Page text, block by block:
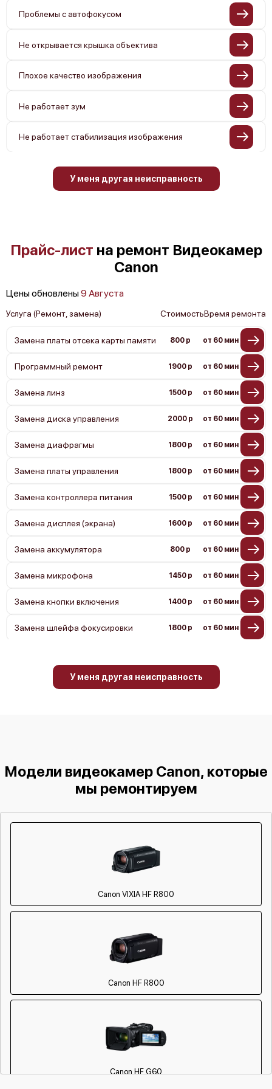
Проблемы с автофокусом
Не открывается крышка объектива
Плохое качество изображения
Не работает зум
Не работает стабилизация изображения
У меня другая неисправность
Прайс-лист на ремонт Видеокамер
Canon
Цены обновлены9 Августа
Услуга (Ремонт, замена) СтоимостьВремя ремонта
Замена платы отсека карты памяти 800 р от 60 мин
Программный ремонт 1900 р от 60 мин
Замена линз 1500 р от 60 мин
Замена диска управления 2000 р от 60 мин
Замена диафрагмы 1800 р от 60 мин
Замена платы управления 1800 р от 60 мин
Замена контроллера питания 1500 р от 60 мин
Замена дисплея (экрана) 1600 р от 60 мин
Замена аккумулятора 800 р от 60 мин
Замена микрофона 1450 р от 60 мин
Замена кнопки включения 1400 р от 60 мин
Замена шлейфа фокусировки 1800 р от 60 мин
У меня другая неисправность
Модели видеокамер Canon, которые
мы ремонтируем
Canon VIXIA HF R800
Canon HF R800
Canon HF G60